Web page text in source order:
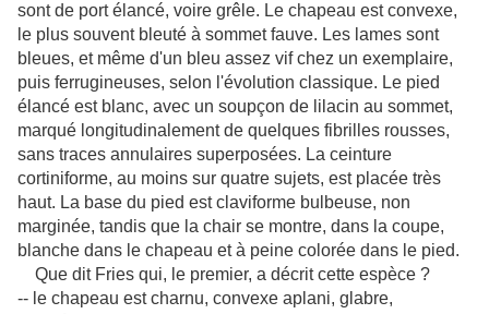
sont de port élancé, voire grêle. Le chapeau est convexe,
le plus souvent bleuté à sommet fauve. Les lames sont
bleues, et même d'un bleu assez vif chez un exemplaire,
puis ferrugineuses, selon l'évolution classique. Le pied
élancé est blanc, avec un soupçon de lilacin au sommet,
marqué longitudinalement de quelques fibrilles rousses,
sans traces annulaires superposées. La ceinture
cortiniforme, au moins sur quatre sujets, est placée très
haut. La base du pied est claviforme bulbeuse, non
marginée, tandis que la chair se montre, dans la coupe,
blanche dans le chapeau et à peine colorée dans le pied.
Que dit Fries qui, le premier, a décrit cette espèce ?
-- le chapeau est charnu, convexe aplani, glabre,